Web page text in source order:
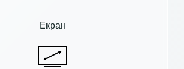
Екран